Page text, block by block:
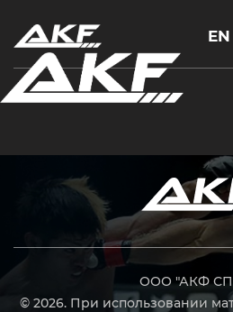
EN
ООО "АКФ
© 2026. При использовании
Нажмите Enter для поиска или